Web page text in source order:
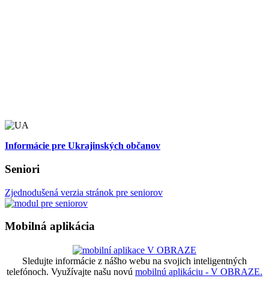
Informácie pre Ukrajinských občanov
Seniori
Zjednodušená verzia stránok pre seniorov
Mobilná aplikácia
Sledujte informácie z nášho webu na svojich inteligentných
telefónoch. Využívajte našu novú mobilnú aplikáciu - V OBRAZE.